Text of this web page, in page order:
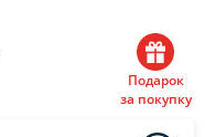
Подарок
за покупку